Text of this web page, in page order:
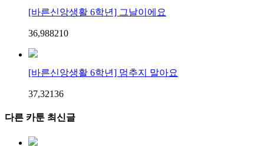
[바른신앙생활 6학년] 그날이에요
36,988210
[바른신앙생활 6학년] 멈추지 말아요
37,32136
다른 카툰 최신글